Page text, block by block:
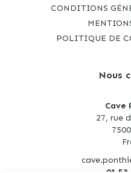
CONDITIONS
POLITIQUE DE
Nous
Cave
27, rue